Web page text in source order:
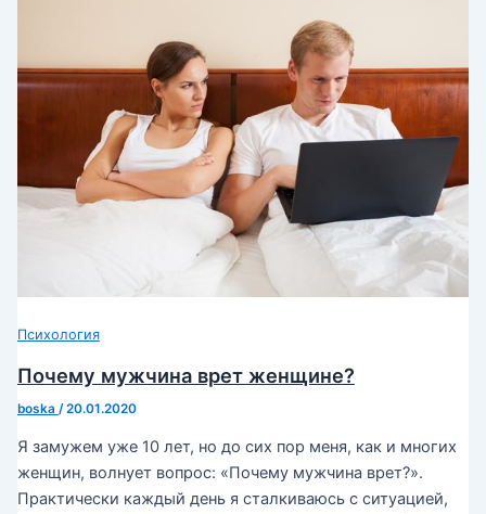
Психология
Почему мужчина врет женщине?
boska /20.01.2020
Я замужем уже 10 лет, но до сих пор меня, как и многих
женщин, волнует вопрос: «Почему мужчина врет?».
Практически каждый день я сталкиваюсь с ситуацией,